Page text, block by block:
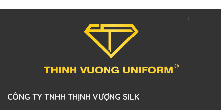
CÔNG TY TNHH THỊNH VƯỢNG SILK